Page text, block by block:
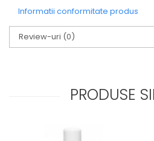
SUPERALIMENTE
Informatii conformitate produs
Review-uri (0)
PRODUSE